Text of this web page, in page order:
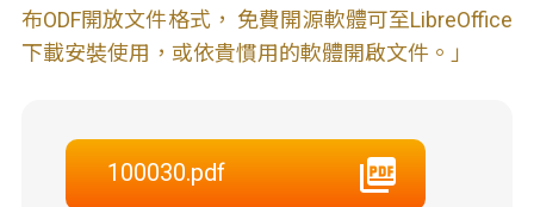
布ODF開放文件格式， 免費開源軟體可至LibreOffice
下載安裝使用，或依貴慣用的軟體開啟文件。」
100030.pdf